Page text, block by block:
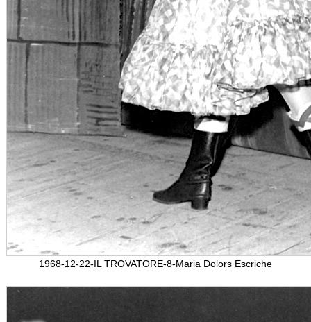
1968-12-22-IL TROVATORE-8-Maria Dolors Escriche